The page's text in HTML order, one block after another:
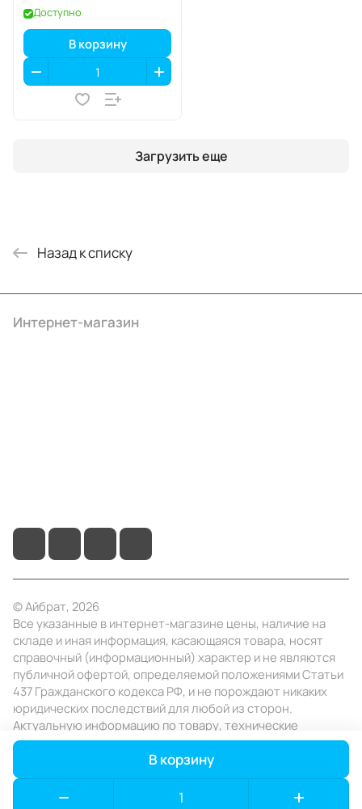
В корзину
Доступно
В корзину
Загрузить еще
Назад к списку
Интернет-магазин
© Айбрат, 2026
Все указанные в интернет-магазине цены, наличие на
складе и иная информация, касающаяся товара, носят
справочный (информационный) характер и не являются
публичной офертой, определяемой положениями Статьи
437 Гражданского кодекса РФ, и не порождают никаких
юридических последствий для любой из сторон.
Актуальную информацию по товару, технические
характеристики уточняйте в отделе продаж в день
Конфиденциальность
Оферта